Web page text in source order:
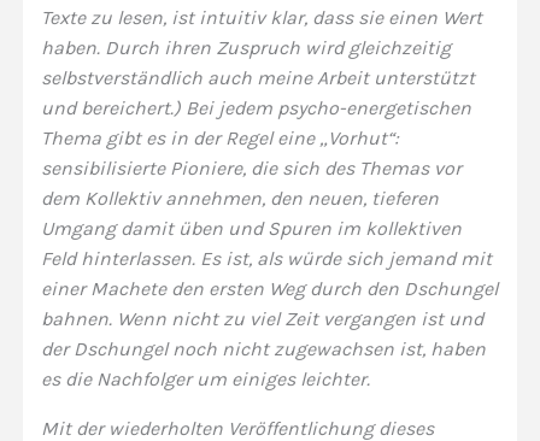
Texte zu lesen, ist intuitiv klar, dass sie einen Wert
haben. Durch ihren Zuspruch wird gleichzeitig
selbstverständlich auch meine Arbeit unterstützt
und bereichert.) Bei jedem psycho-energetischen
Thema gibt es in der Regel eine „Vorhut“:
sensibilisierte Pioniere, die sich des Themas vor
dem Kollektiv annehmen, den neuen, tieferen
Umgang damit üben und Spuren im kollektiven
Feld hinterlassen. Es ist, als würde sich jemand mit
einer Machete den ersten Weg durch den Dschungel
bahnen. Wenn nicht zu viel Zeit vergangen ist und
der Dschungel noch nicht zugewachsen ist, haben
es die Nachfolger um einiges leichter.
Mit der wiederholten Veröffentlichung dieses